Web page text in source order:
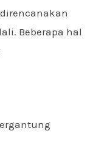
Beberapa hal